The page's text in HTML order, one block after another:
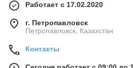
Работает с 17.02.2020
г. Петропавловск
Петропавловск, Казахстан
Контакты